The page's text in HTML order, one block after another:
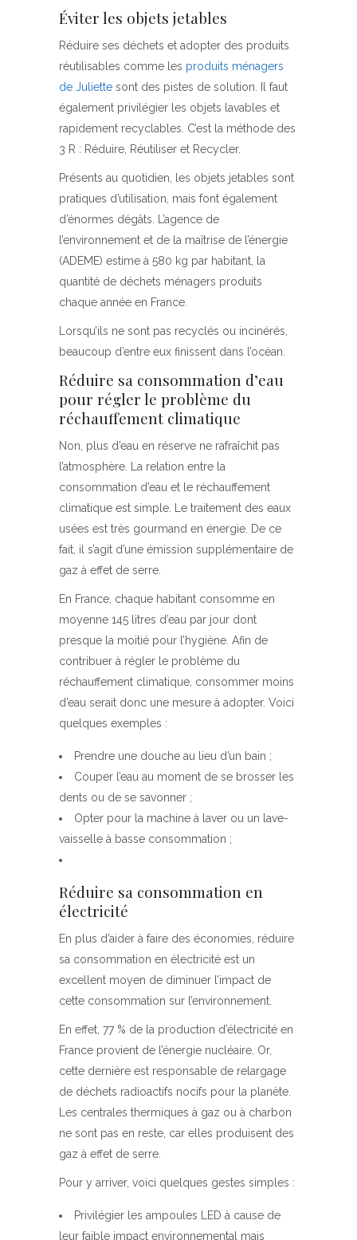
Éviter les objets jetables
Réduire ses déchets et adopter des produits
réutilisables comme les produits ménagers
de Juliette sont des pistes de solution. Il faut
également privilégier les objets lavables et
rapidement recyclables. C’est la méthode des
3 R : Réduire, Réutiliser et Recycler.
Présents au quotidien, les objets jetables sont
pratiques d’utilisation, mais font également
d’énormes dégâts. L’agence de
l’environnement et de la maîtrise de l’énergie
(ADEME) estime à 580 kg par habitant, la
quantité de déchets ménagers produits
chaque année en France.
Lorsqu’ils ne sont pas recyclés ou incinérés,
beaucoup d’entre eux finissent dans l’océan.
Réduire sa consommation d’eau
pour régler le problème du
réchauffement climatique
Non, plus d’eau en réserve ne rafraîchit pas
l’atmosphère. La relation entre la
consommation d’eau et le réchauffement
climatique est simple. Le traitement des eaux
usées est très gourmand en énergie. De ce
fait, il s’agit d’une émission supplémentaire de
gaz à effet de serre.
En France, chaque habitant consomme en
moyenne 145 litres d’eau par jour dont
presque la moitié pour l’hygiène. Afin de
contribuer à régler le problème du
réchauffement climatique, consommer moins
d’eau serait donc une mesure à adopter. Voici
quelques exemples :
Prendre une douche au lieu d’un bain ;
Couper l’eau au moment de se brosser les
dents ou de se savonner ;
Opter pour la machine à laver ou un lave-
vaisselle à basse consommation ;
Réduire sa consommation en
électricité
En plus d’aider à faire des économies, réduire
sa consommation en électricité est un
excellent moyen de diminuer l’impact de
cette consommation sur l’environnement.
En effet, 77 % de la production d’électricité en
France provient de l’énergie nucléaire. Or,
cette dernière est responsable de relargage
de déchets radioactifs nocifs pour la planète.
Les centrales thermiques à gaz ou à charbon
ne sont pas en reste, car elles produisent des
gaz à effet de serre.
Pour y arriver, voici quelques gestes simples :
Privilégier les ampoules LED à cause de
leur faible impact environnemental mais